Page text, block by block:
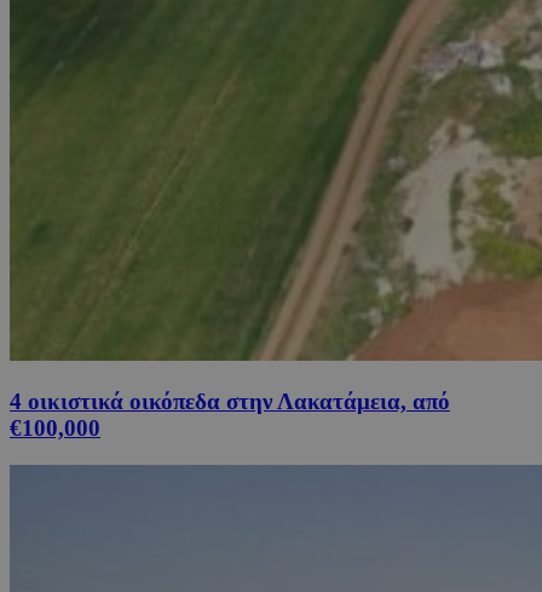
4 οικιστικά οικόπεδα στην Λακατάμεια, από
€100,000